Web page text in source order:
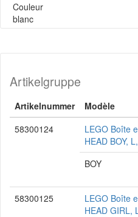
Couleur
blanc
Artikelgruppe
Artikelnummer Modèle
58300124
LEGO Boîte
HEAD BOY,
BOY
58300125
LEGO Boîte
HEAD GIRL,